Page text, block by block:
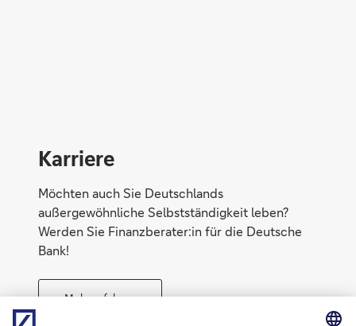
Karriere
Möchten auch Sie Deutschlands
außergewöhnliche Selbstständigkeit leben?
Werden Sie Finanzberater:in für die Deutsche
Bank!
Mehr erfahren